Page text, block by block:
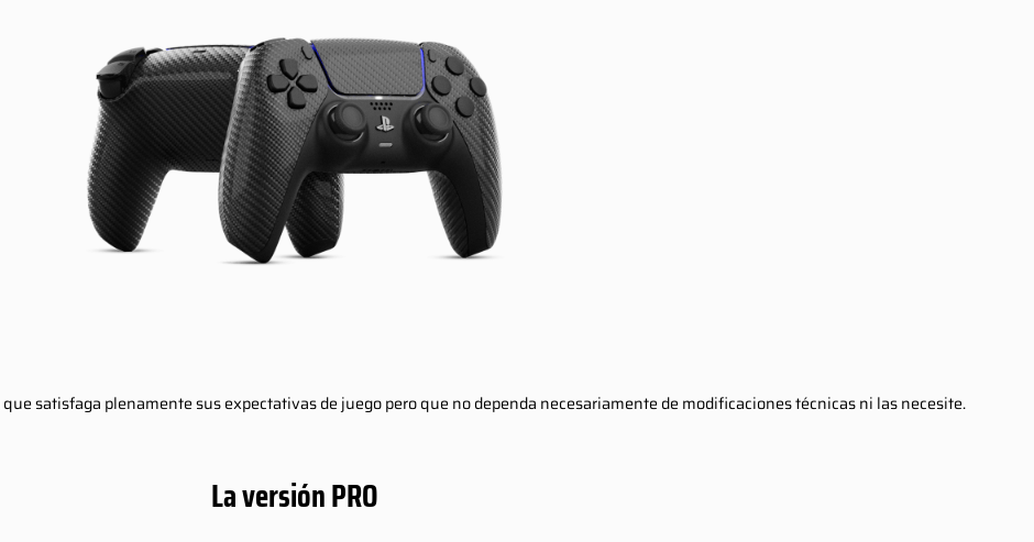
satisfaga plenamente sus expectativas de juego pero que no dependa necesariamente de modificaciones técnicas ni las necesite.
La versión PRO